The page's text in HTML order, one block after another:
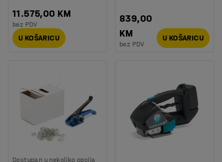
11.575,00 KM
bez PDV
U KOŠARICU
839,00
KM
bez PDV
U KOŠARICU
Dostupan u nekoliko opcija